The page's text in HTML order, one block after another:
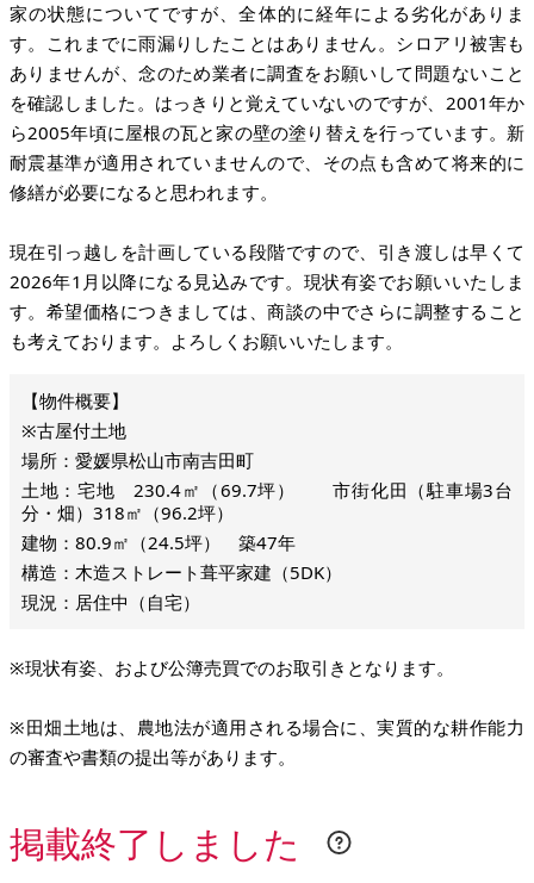
家の状態についてですが、全体的に経年による劣化がありま
す。これまでに雨漏りしたことはありません。シロアリ被害も
ありませんが、念のため業者に調査をお願いして問題ないこと
を確認しました。はっきりと覚えていないのですが、2001年か
ら2005年頃に屋根の瓦と家の壁の塗り替えを行っています。新
耐震基準が適用されていませんので、その点も含めて将来的に
修繕が必要になると思われます。
現在引っ越しを計画している段階ですので、引き渡しは早くて
2026年1月以降になる見込みです。現状有姿でお願いいたしま
す。希望価格につきましては、商談の中でさらに調整すること
も考えております。よろしくお願いいたします。
※古屋付土地
場所：愛媛県松山市南吉田町
土地：宅地 230.4㎡（69.7坪） 市街化田（駐車場3台
分・畑）318㎡（96.2坪）
建物：80.9㎡（24.5坪） 築47年
構造：木造ストレート葺平家建（5DK）
現況：居住中（自宅）
※現状有姿、および公簿売買でのお取引きとなります。
※田畑土地は、農地法が適用される場合に、実質的な耕作能力
の審査や書類の提出等があります。
掲載終了しました